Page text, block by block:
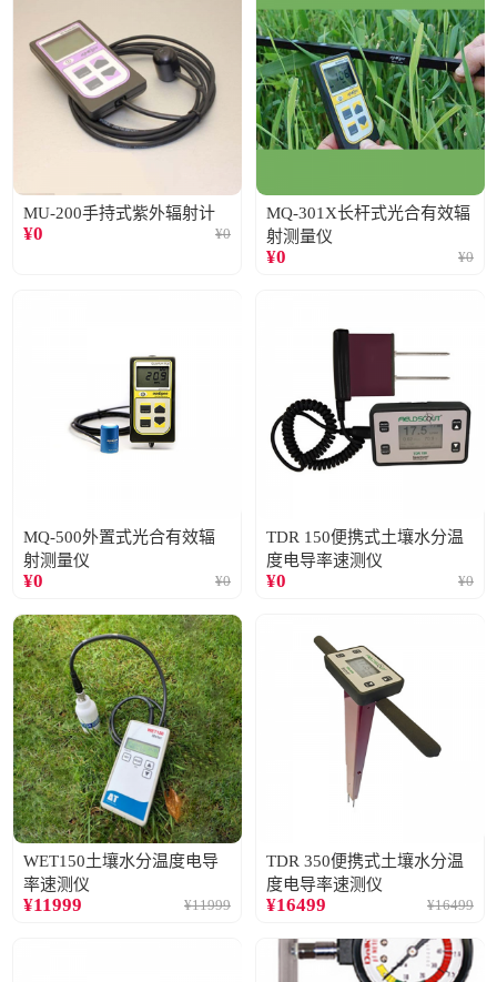
MU-200手持式紫外辐射计
¥0 ¥0
MQ-301X长杆式光合有效辐
射测量仪
¥0 ¥0
MQ-500外置式光合有效辐
射测量仪
¥0 ¥0
TDR 150便携式土壤水分温
度电导率速测仪
¥0 ¥0
WET150土壤水分温度电导
率速测仪
¥11999 ¥11999
TDR 350便携式土壤水分温
度电导率速测仪
¥16499 ¥16499